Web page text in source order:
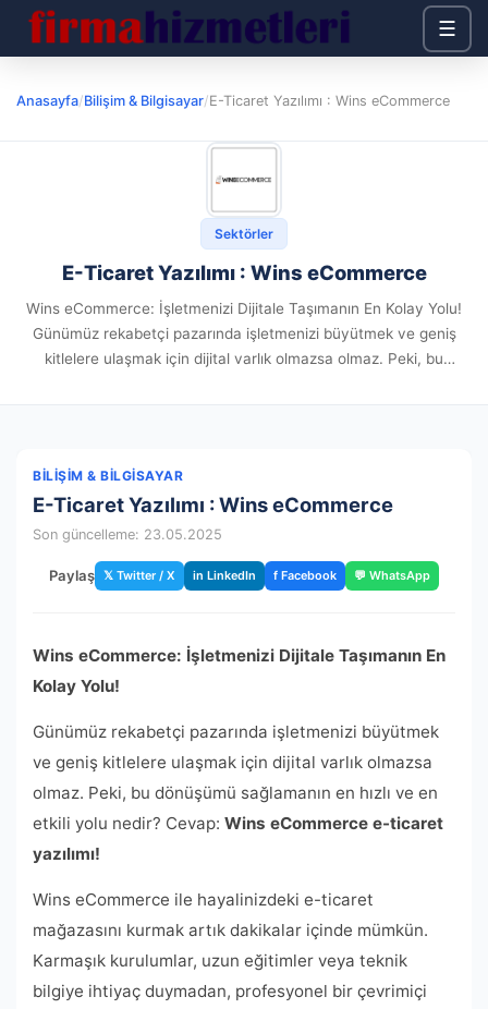
☰
Anasayfa/Bilişim & Bilgisayar/E-Ticaret Yazılımı : Wins eCommerce
Sektörler
E-Ticaret Yazılımı : Wins eCommerce
Wins eCommerce: İşletmenizi Dijitale Taşımanın En Kolay Yolu!
Günümüz rekabetçi pazarında işletmenizi büyütmek ve geniş
kitlelere ulaşmak için dijital varlık olmazsa olmaz. Peki, bu
BILIŞIM & BILGISAYAR
E-Ticaret Yazılımı : Wins eCommerce
Son güncelleme: 23.05.2025
Paylaş 𝕏 Twitter / X in LinkedIn f Facebook 💬 WhatsApp
Wins eCommerce: İşletmenizi Dijitale Taşımanın En
Kolay Yolu!
Günümüz rekabetçi pazarında işletmenizi büyütmek
ve geniş kitlelere ulaşmak için dijital varlık olmazsa
olmaz. Peki, bu dönüşümü sağlamanın en hızlı ve en
etkili yolu nedir? Cevap: Wins eCommerce e-ticaret
yazılımı!
Wins eCommerce ile hayalinizdeki e-ticaret
mağazasını kurmak artık dakikalar içinde mümkün.
Karmaşık kurulumlar, uzun eğitimler veya teknik
bilgiye ihtiyaç duymadan, profesyonel bir çevrimiçi